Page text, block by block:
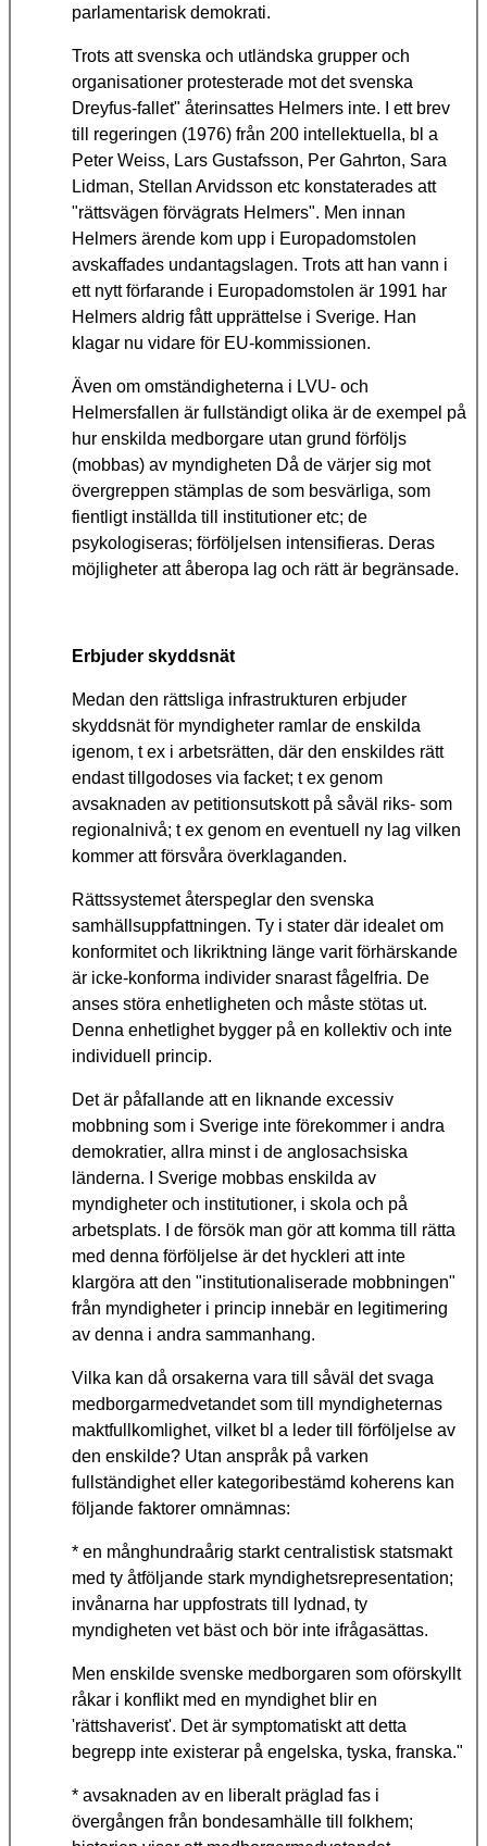
parlamentarisk demokrati.
Trots att svenska och utländska grupper och
organisationer protesterade mot det svenska
Dreyfus-fallet" återinsattes Helmers inte. I ett brev
till regeringen (1976) från 200 intellektuella, bl a
Peter Weiss, Lars Gustafsson, Per Gahrton, Sara
Lidman, Stellan Arvidsson etc konstaterades att
"rättsvägen förvägrats Helmers". Men innan
Helmers ärende kom upp i Europadomstolen
avskaffades undantagslagen. Trots att han vann i
ett nytt förfarande i Europadomstolen är 1991 har
Helmers aldrig fått upprättelse i Sverige. Han
klagar nu vidare för EU-kommissionen.
Även om omständigheterna i LVU- och
Helmersfallen är fullständigt olika är de exempel på
hur enskilda medborgare utan grund förföljs
(mobbas) av myndigheten Då de värjer sig mot
övergreppen stämplas de som besvärliga, som
fientligt inställda till institutioner etc; de
psykologiseras; förföljelsen intensifieras. Deras
möjligheter att åberopa lag och rätt är begränsade.
Erbjuder skyddsnät
Medan den rättsliga infrastrukturen erbjuder
skyddsnät för myndigheter ramlar de enskilda
igenom, t ex i arbetsrätten, där den enskildes rätt
endast tillgodoses via facket; t ex genom
avsaknaden av petitionsutskott på såväl riks- som
regionalnivå; t ex genom en eventuell ny lag vilken
kommer att försvåra överklaganden.
Rättssystemet återspeglar den svenska
samhällsuppfattningen. Ty i stater där idealet om
konformitet och likriktning länge varit förhärskande
är icke-konforma individer snarast fågelfria. De
anses störa enhetligheten och måste stötas ut.
Denna enhetlighet bygger på en kollektiv och inte
individuell princip.
Det är påfallande att en liknande excessiv
mobbning som i Sverige inte förekommer i andra
demokratier, allra minst i de anglosachsiska
länderna. I Sverige mobbas enskilda av
myndigheter och institutioner, i skola och på
arbetsplats. I de försök man gör att komma till rätta
med denna förföljelse är det hyckleri att inte
klargöra att den "institutionaliserade mobbningen"
från myndigheter i princip innebär en legitimering
av denna i andra sammanhang.
Vilka kan då orsakerna vara till såväl det svaga
medborgarmedvetandet som till myndigheternas
maktfullkomlighet, vilket bl a leder till förföljelse av
den enskilde? Utan anspråk på varken
fullständighet eller kategoribestämd koherens kan
följande faktorer omnämnas:
* en månghundraårig starkt centralistisk statsmakt
med ty åtföljande stark myndighetsrepresentation;
invånarna har uppfostrats till lydnad, ty
myndigheten vet bäst och bör inte ifrågasättas.
Men enskilde svenske medborgaren som oförskyllt
råkar i konflikt med en myndighet blir en
'rättshaverist'. Det är symptomatiskt att detta
begrepp inte existerar på engelska, tyska, franska."
* avsaknaden av en liberalt präglad fas i
övergången från bondesamhälle till folkhem;